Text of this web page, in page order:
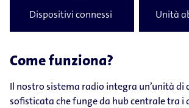
Dispositivi connessi Unità
Come funziona?
Il nostro sistema radio integra un’unità di
sofisticata che funge da hub centrale tra i